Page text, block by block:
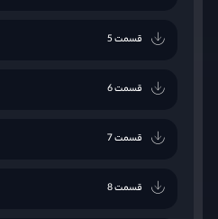
قسمت 5
قسمت 6
قسمت 7
قسمت 8